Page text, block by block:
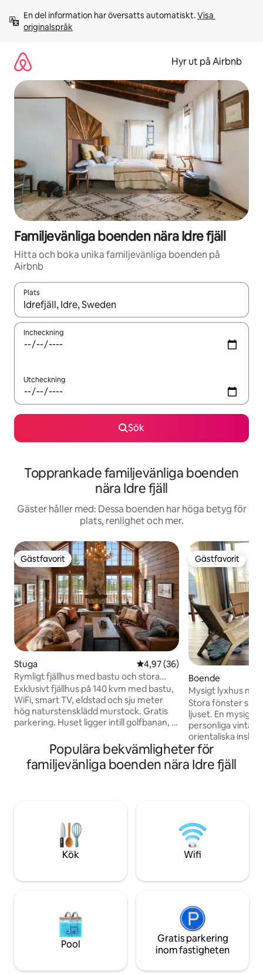
innehåll
En del information har översatts automatiskt. Visa
originalspråk
Hyr ut på Airbnb
Familjevänliga boenden nära Idre fjäll
Hitta och boka unika familjevänliga boenden på
Airbnb
Plats
När resultaten är tillgängliga kan du navigera med upp- och
Incheckning
Utcheckning
Sök
Topprankade familjevänliga boenden
nära Idre fjäll
Gäster håller med: Dessa boenden har höga betyg för
plats, renlighet och mer.
Gästfavorit
Gästfavorit
Stuga 4,97 av 5 i genomsnittligt
4,97 (36)
Rymligt fjällhus med bastu och stora
sällskapsytor
Exklusivt fjällhus på 140 kvm med bastu,
WiFi, smart TV, eldstad och sju meter
hög naturstensklädd murstock. Gratis
parkering. Huset ligger intill golfbanan, 7
och 3 km från Idre by med butiker och
restauranger. Läget kombinerar lugn
och avskildhet med närhet till
året runt. En plats att längta tillbaka till.
Gästfavorit
Gästfavorit
Boende
Mysigt lyxhus nära natur,
& golf
Stora fönster
ljuset. En mysig
personliga
orientaliska inslag. Du bor
vidsträckta
Foskros, tre
Storån, samt
Vi hoppas att du
hus, och den
omnejd erbjuder.
Populära bekvämligheter för
familjevänliga boenden nära Idre fjäll
Kök Wifi
Pool
Gratis parkering
inom fastigheten